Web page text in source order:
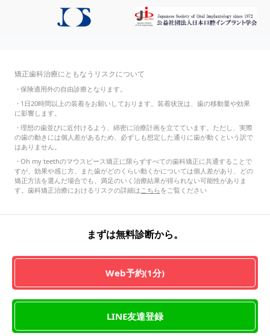
矯正歯科治療にともなうリスクについて
・保険適用外の自由診療となります。
・ 1日20時間以上の装着をお願いしております。装着状況は、歯の移動量や効果
に影響します。
・理想の歯並びに近付けるよう、綿密に治療計画を立てています。ただし、実際
の歯の動きには個人差があるため、必ずしも想定した通りに歯が動くという訳で
はありません。
・Oh my teethのマウスピース矯正に限らずすべての歯科矯正に共通することで
すが、効果や感じ方、また歯がどのくらい動くかについては個人差があり、どの
矯正方法を選んだ場合でも、満足のいく治療結果が得られない可能性がありま
す。歯科矯正治療におけるリスクの詳細は こちらをご覧ください
まずは無料診断から。
Web予約(1分)
LINE友達登録